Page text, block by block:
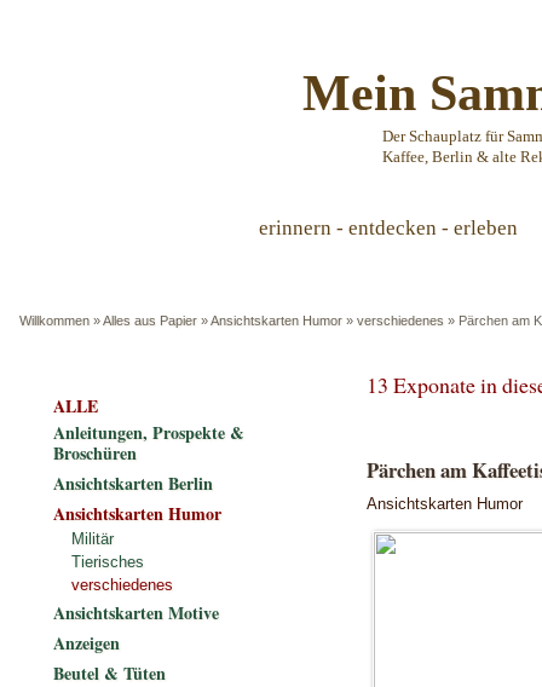
Mein
Der Schauplatz für
Kaffee, Berlin & alte
erinnern - entdecken - erleben
Willkommen »Alles aus Papier »Ansichtskarten Humor » verschiedenes » Pärchen am
13 Exponate in
Pärchen am
Ansichtskarten Humor
ALLE
Anleitungen, Prospekte &
Broschüren
Ansichtskarten Berlin
Ansichtskarten Humor
Militär
Tierisches
verschiedenes
Ansichtskarten Motive
Anzeigen
Beutel & Tüten